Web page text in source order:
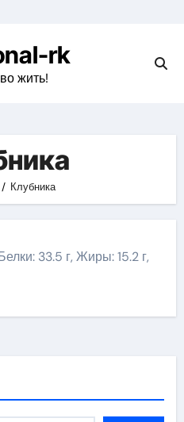
rk
жить!
Клубника
33.5 г, Жиры: 15.2 г,